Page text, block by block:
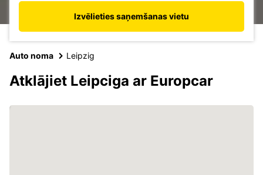
Izvēlieties saņemšanas vietu
Auto noma Leipzig
Atklājiet Leipciga ar Europcar